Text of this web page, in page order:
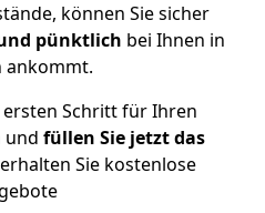
können Sie sicher
pünktlich bei Ihnen in
ankommt.
ersten Schritt für Ihren
und füllen Sie jetzt das
Sie kostenlose